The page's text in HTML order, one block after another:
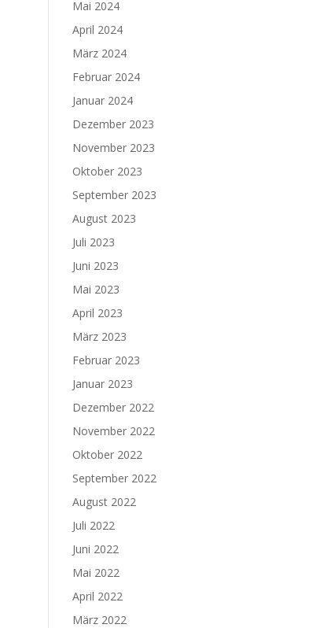
Mai 2024
April 2024
März 2024
Februar 2024
Januar 2024
Dezember 2023
November 2023
Oktober 2023
September 2023
August 2023
Juli 2023
Juni 2023
Mai 2023
April 2023
März 2023
Februar 2023
Januar 2023
Dezember 2022
November 2022
Oktober 2022
September 2022
August 2022
Juli 2022
Juni 2022
Mai 2022
April 2022
März 2022